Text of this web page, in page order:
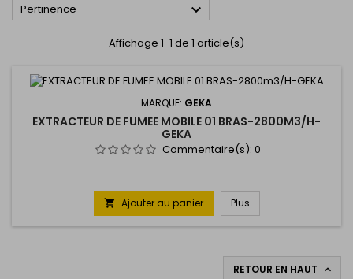
Pertinence 
Affichage 1-1 de 1 article(s)
MARQUE: GEKA
EXTRACTEUR DE FUMEE MOBILE 01 BRAS-2800M3/H-
GEKA
Commentaire(s): 0
 Ajouter au panier Plus
RETOUR EN HAUT 